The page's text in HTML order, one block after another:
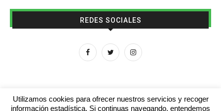
REDES SOCIALES
Utilizamos cookies para ofrecer nuestros servicios y recoger
información estadística. Si continuas navegando, entendemos